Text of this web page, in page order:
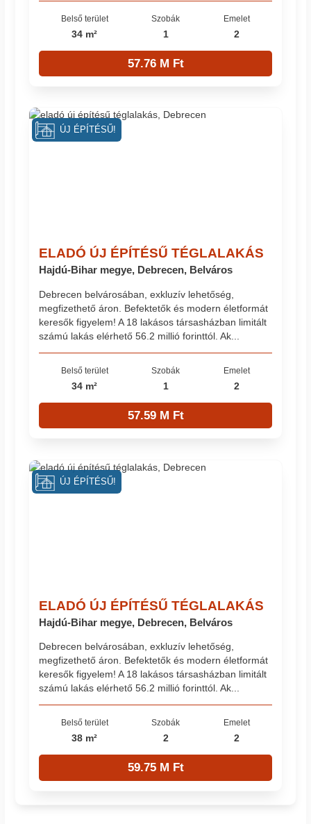
Belső terület
34 m²
Szobák
1
Emelet
2
57.76 M Ft
ELADÓ ÚJ ÉPÍTÉSŰ TÉGLALAKÁS
Hajdú-Bihar megye, Debrecen, Belváros
Debrecen belvárosában, exkluzív lehetőség,
megfizethető áron. Befektetők és modern életformát
keresők figyelem! A 18 lakásos társasházban limitált
számú lakás elérhető 56.2 millió forinttól. Ak...
Belső terület
34 m²
Szobák
1
Emelet
2
57.59 M Ft
ÚJ ÉPÍTÉSŰ!
ELADÓ ÚJ ÉPÍTÉSŰ TÉGLALAKÁS
Hajdú-Bihar megye, Debrecen, Belváros
Debrecen belvárosában, exkluzív lehetőség,
megfizethető áron. Befektetők és modern életformát
keresők figyelem! A 18 lakásos társasházban limitált
számú lakás elérhető 56.2 millió forinttól. Ak...
Belső terület
38 m²
Szobák
2
Emelet
2
59.75 M Ft
ÚJ ÉPÍTÉSŰ!